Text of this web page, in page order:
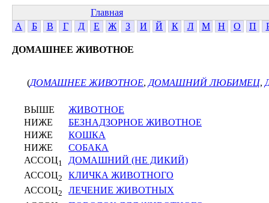
Главная
А
Б В Г Д Е Ж З И Й К Л М Н О П
ДОМАШНЕЕ ЖИВОТНОЕ
(ДОМАШНЕЕ ЖИВОТНОЕ, ДОМАШНИЙ ЛЮБИМЕЦ,
ВЫШЕ
ЖИВОТНОЕ
НИЖЕ
БЕЗНАДЗОРНОЕ ЖИВОТНОЕ
НИЖЕ
КОШКА
НИЖЕ
СОБАКА
АССОЦ1
ДОМАШНИЙ (НЕ ДИКИЙ)
АССОЦ2
КЛИЧКА ЖИВОТНОГО
АССОЦ2
ЛЕЧЕНИЕ ЖИВОТНЫХ